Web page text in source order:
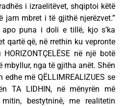
i izraelitëvet, shqiptoi këtë
jam mbret i të gjithë njerëzvet.”
puna i doli e tillë, kjo s’ka
qartë që, në rrethin ku vepronte
në një botë
mbyllur, nga të gjitha anët. Shën
më QËLLIMREALIZUES se
TA LIDHIN, në mënyrën më
bestytninë, me realitetin